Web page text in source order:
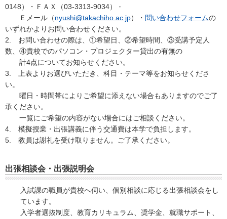
0148）・ＦＡＸ（03-3313-9034）
・
Ｅメール（nyushi@takachiho.ac.jp）・ 問い合わせフォームの
いずれかよりお問い合わせください。
2. お問い合わせの際は、①希望日、②希望時間、③受講予定人
数、④貴校でのパソコン・プロジェクター貸出の有無の
計4点についてお知らせください。
3. 上表よりお選びいただき、科目・テーマ等をお知らせくださ
い。
曜日・時間帯によりご希望に添えない場合もありますのでご了
承ください。
一覧にご希望の内容がない場合にはご相談ください。
4. 模擬授業・出張講義に伴う交通費は本学で負担します。
5. 教員は謝礼を受け取りません。ご了承ください。
出張相談会・出張説明会
入試課の職員が貴校へ伺い、個別相談に応じる出張相談会をし
ています。
入学者選抜制度、教育カリキュラム、奨学金、就職サポート、